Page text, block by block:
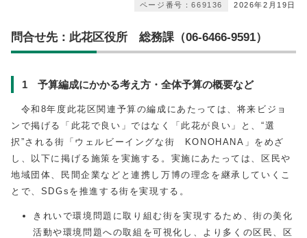
2026年2月19日
ページ番号：669136
問合せ先：此花区役所 総務課（06-6466-9591）
1 予算編成にかかる考え方・全体予算の概要など
令和8年度此花区関連予算の編成にあたっては、将来ビジョ
ンで掲げる「此花で良い」ではなく「此花が良い」と、“選
択”される街「ウェルビーイングな街
KONOHANA 」をめざ
し、以下に掲げる施策を実施する。実施にあたっては、区民や
地域団体、民間企業などと連携し万博の理念を継承していくこ
とで、SDGsを推進する街を実現する。
きれいで環境問題に取り組む街を実現するため、街の美化
活動や環境問題への取組を可視化し、より多くの区民、区